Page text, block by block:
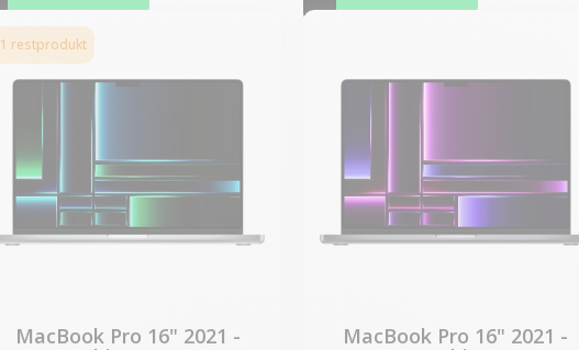
1 restprodukt
MacBook Pro 16" 2021 - MacBook Pro 16" 2021 -